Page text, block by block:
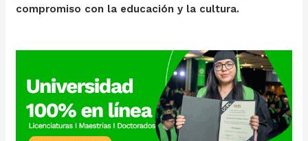
compromiso con la educación y la cultura.